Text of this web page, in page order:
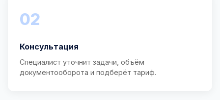
02
Консультация
Специалист уточнит задачи, объём
документооборота и подберёт тариф.